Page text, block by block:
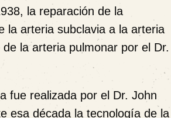
la reparación de la
la arteria subclavia a la arteria
la arteria pulmonar por el Dr.
fue realizada por el Dr. John
esa década la tecnología de la